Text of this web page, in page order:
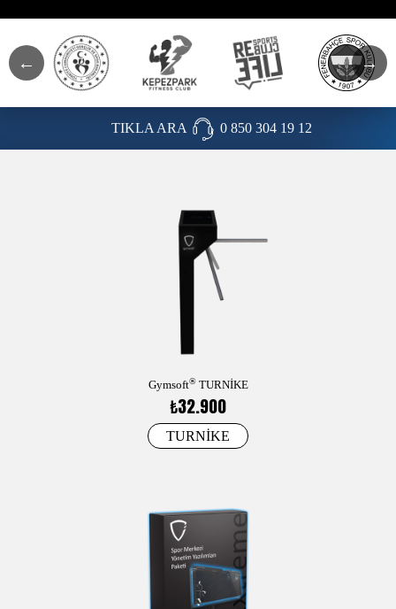
← →
TIKLA ARA 0 850 304 19 12
Gymsoft®TURNİKE
₺32.900
TURNİKE